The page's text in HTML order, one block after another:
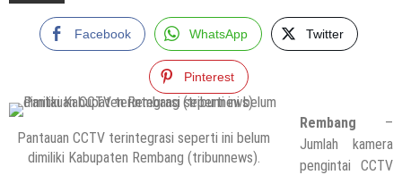
Facebook WhatsApp Twitter
Pinterest
Pantauan CCTV terintegrasi seperti ini belum
dimiliki Kabupaten Rembang (tribunnews).
Rembang –
Jumlah kamera
pengintai CCTV